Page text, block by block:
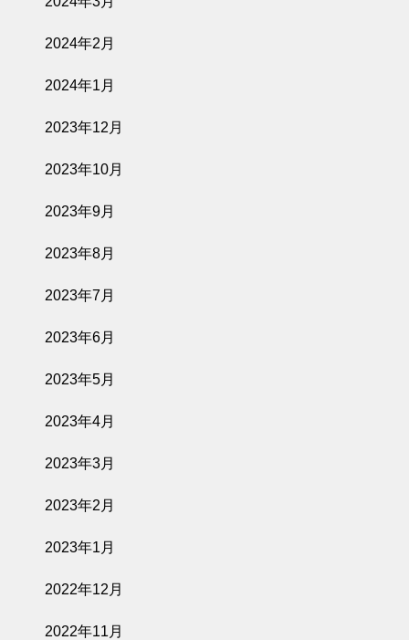
2024年2月
2024年1月
2023年12月
2023年10月
2023年9月
2023年8月
2023年7月
2023年6月
2023年5月
2023年4月
2023年3月
2023年2月
2023年1月
2022年12月
2022年11月